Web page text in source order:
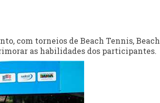
com torneios de Beach Tennis, Beach
as habilidades dos participantes.